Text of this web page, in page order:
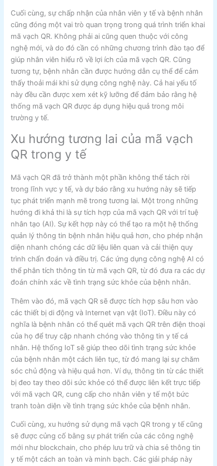
Cuối cùng, sự chấp nhận của nhân viên y tế và bệnh nhân
cũng đóng một vai trò quan trọng trong quá trình triển khai
mã vạch QR. Không phải ai cũng quen thuộc với công
nghệ mới, và do đó cần có những chương trình đào tạo để
giúp nhân viên hiểu rõ về lợi ích của mã vạch QR. Cũng
tương tự, bệnh nhân cần được hướng dẫn cụ thể để cảm
thấy thoải mái khi sử dụng công nghệ này. Cả hai yếu tố
này đều cần được xem xét kỹ lưỡng để đảm bảo rằng hệ
thống mã vạch QR được áp dụng hiệu quả trong môi
trường y tế.
Xu hướng tương lai của mã vạch
QR trong y tế
Mã vạch QR đã trở thành một phần không thể tách rời
trong lĩnh vực y tế, và dự báo rằng xu hướng này sẽ tiếp
tục phát triển mạnh mẽ trong tương lai. Một trong những
hướng đi khả thi là sự tích hợp của mã vạch QR với trí tuệ
nhân tạo (AI). Sự kết hợp này có thể tạo ra một hệ thống
quản lý thông tin bệnh nhân hiệu quả hơn, cho phép nhận
diện nhanh chóng các dữ liệu liên quan và cải thiện quy
trình chẩn đoán và điều trị. Các ứng dụng công nghệ AI có
thể phân tích thông tin từ mã vạch QR, từ đó đưa ra các dự
đoán chính xác về tình trạng sức khỏe của bệnh nhân.
Thêm vào đó, mã vạch QR sẽ được tích hợp sâu hơn vào
các thiết bị di động và Internet vạn vật (IoT). Điều này có
nghĩa là bệnh nhân có thể quét mã vạch QR trên điện thoại
của họ để truy cập nhanh chóng vào thông tin y tế cá
nhân. Hệ thống IoT sẽ giúp theo dõi tình trạng sức khỏe
của bệnh nhân một cách liên tục, từ đó mang lại sự chăm
sóc chủ động và hiệu quả hơn. Ví dụ, thông tin từ các thiết
bị đeo tay theo dõi sức khỏe có thể được liên kết trực tiếp
với mã vạch QR, cung cấp cho nhân viên y tế một bức
tranh toàn diện về tình trạng sức khỏe của bệnh nhân.
Cuối cùng, xu hướng sử dụng mã vạch QR trong y tế cũng
sẽ được củng cố bằng sự phát triển của các công nghệ
mới như blockchain, cho phép lưu trữ và chia sẻ thông tin
y tế một cách an toàn và minh bạch. Các giải pháp này